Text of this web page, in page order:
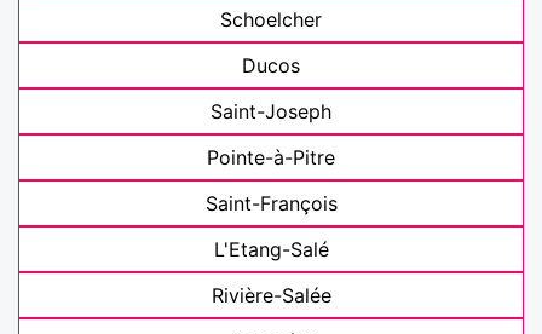
Schoelcher
Ducos
Saint-Joseph
Pointe-à-Pitre
Saint-François
L'Etang-Salé
Rivière-Salée